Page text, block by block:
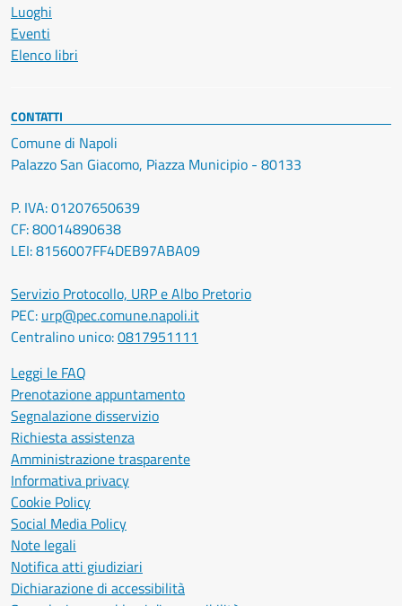
Luoghi
Eventi
Elenco libri
CONTATTI
Comune di Napoli
Palazzo San Giacomo, Piazza Municipio - 80133
P. IVA: 01207650639
CF: 80014890638
LEI: 8156007FF4DEB97ABA09
Servizio Protocollo, URP e Albo Pretorio
PEC: urp@pec.comune.napoli.it
Centralino unico:0817951111
Leggi le FAQ
Prenotazione appuntamento
Segnalazione disservizio
Richiesta assistenza
Amministrazione trasparente
Informativa privacy
Cookie Policy
Social Media Policy
Note legali
Notifica atti giudiziari
Dichiarazione di accessibilità